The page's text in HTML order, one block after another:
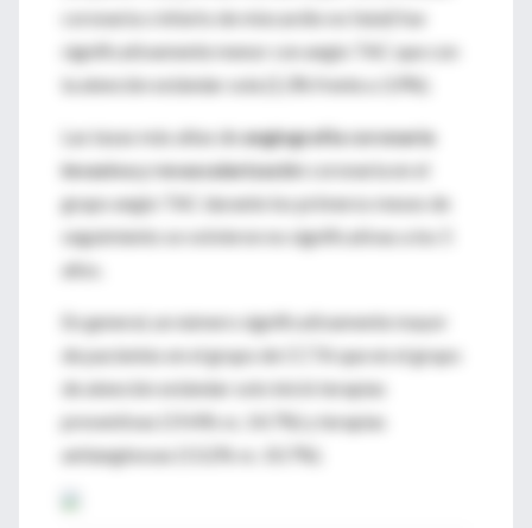
coronaria o infarto de miocardio no fatal) fue
significativamente menor con angio TAC que con
la atención estándar sola (2,3% frente a 3,9%).
Las tasas más altas deangiografía coronaria
invasiva y revascularización coronaria en el
grupo angio TAC durante los primeros meses de
seguimiento se volvieron no significativas a los 5
años.
En general, un número significativamente mayor
de pacientes en el grupo de CCTA que en el grupo
de atención estándar solo inició terapias
preventivas (19.4% vs. 14.7%) y terapias
antianginosas (13.2% vs. 10.7%).